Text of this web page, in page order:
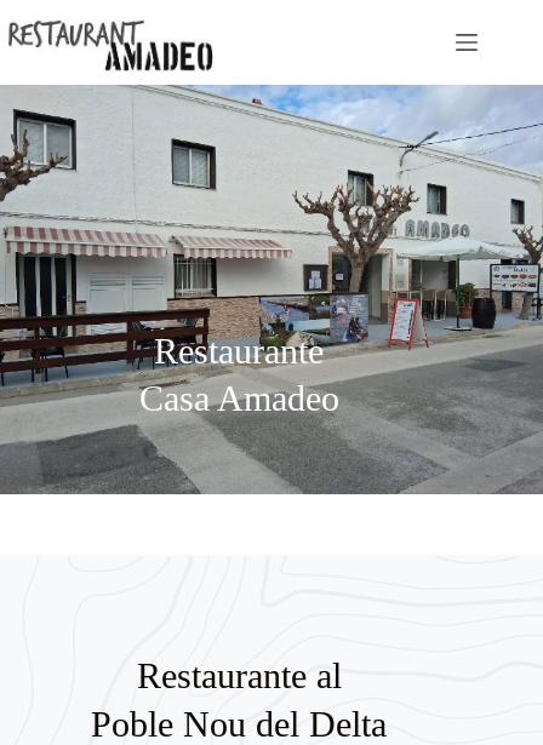
Restaurante
Casa Amadeo
Restaurante al
Poble Nou del Delta